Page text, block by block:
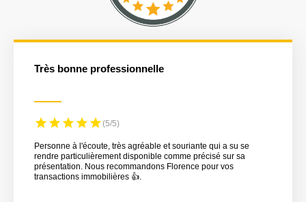
Très bonne professionnelle
(5/5)
Personne à l'écoute, très agréable et souriante qui a su se
rendre particulièrement disponible comme précisé sur sa
présentation. Nous recommandons Florence pour vos
transactions immobilières 👍.